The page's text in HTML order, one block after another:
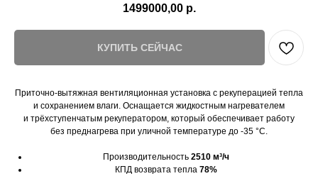
1499000,00 р.
КУПИТЬ СЕЙЧАС
Приточно-вытяжная вентиляционная установка с рекуперацией тепла
и сохранением влаги. Оснащается жидкостным нагревателем
и трёхступенчатым рекуператором, который обеспечивает работу
без преднагрева при уличной температуре до -35 °C.
Производительность 2510 м³/ч
КПД возврата тепла 78%